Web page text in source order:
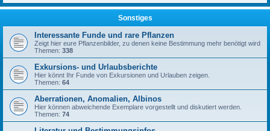
Sonstiges
Interessante Funde und rare Pflanzen
Zeigt hier eure Pflanzenbilder, zu denen keine Bestimmung mehr benötigt wird
Themen: 338
Exkursions- und Urlaubsberichte
Hier könnt Ihr Funde von Exkursionen und Urlauben zeigen.
Themen: 64
Aberrationen, Anomalien, Albinos
Hier können abweichende Exemplare vorgestellt und diskutiert werden.
Themen: 74